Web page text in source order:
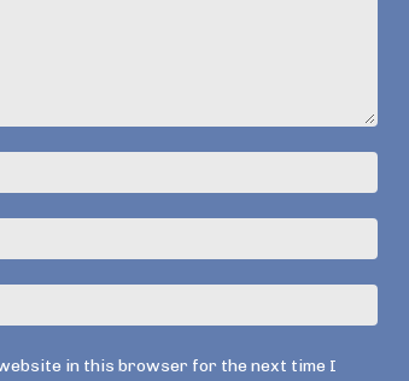
website in this browser for the next time I